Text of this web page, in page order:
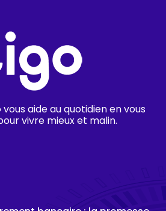
vous aide au quotidien en vous
vivre mieux et malin.